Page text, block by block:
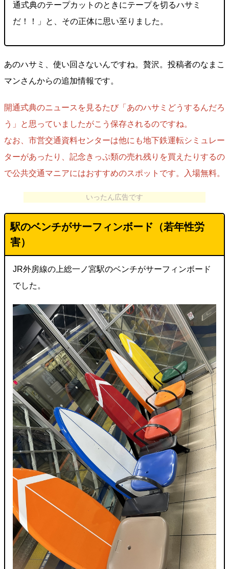
通式典のテープカットのときにテープを切るハサミ
だ！！」と、その正体に思い至りました。
あのハサミ、使い回さないんですね。贅沢。投稿者のなまこ
マンさんからの追加情報です。
開通式典のニュースを見るたび「あのハサミどうするんだろ
う」と思っていましたがこう保存されるのですね。
なお、市営交通資料センターは他にも地下鉄運転シミュレー
ターがあったり、記念きっぷ類の売れ残りを買えたりするの
で公共交通マニアにはおすすめのスポットです。入場無料。
いったん広告です
駅のベンチがサーフィンボード（若年性労
害）
JR外房線の上総一ノ宮駅のベンチがサーフィンボード
でした。